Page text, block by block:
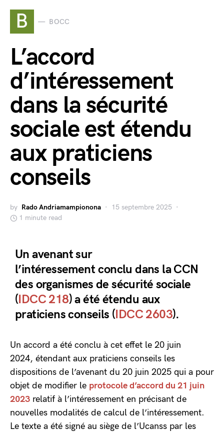
B BOCC
L’accord
d’intéressement
dans la sécurité
sociale est étendu
aux praticiens
conseils
by Rado Andriamampionona
15 septembre 2025
1 minute read
Un avenant sur
l’intéressement conclu dans la CCN
des organismes de sécurité sociale
(IDCC 218) a été étendu aux
praticiens conseils (IDCC 2603).
Un accord a été conclu à cet effet le 20 juin
2024, étendant aux praticiens conseils les
dispositions de l’avenant du 20 juin 2025 qui a pour
objet de modifier le protocole d’accord du 21 juin
2023 relatif à l’intéressement en précisant de
nouvelles modalités de calcul de l’intéressement.
Le texte a été signé au siège de l’Ucanss par les